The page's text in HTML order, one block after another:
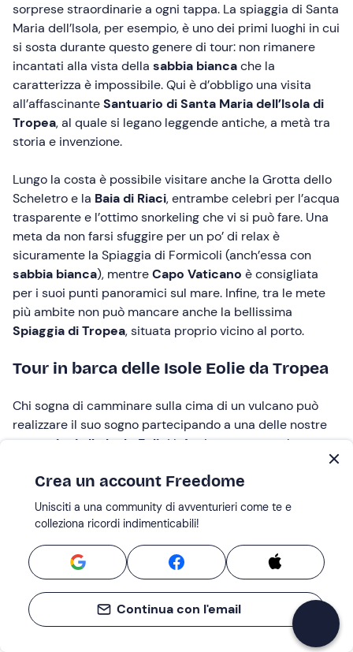
sorprese straordinarie a ogni tappa. La spiaggia di Santa
Maria dell’Isola, per esempio, è uno dei primi luoghi in cui
si sosta durante questo genere di tour: non rimanere
incantati alla vista della sabbia biancache la
caratterizza è impossibile. Qui è d’obbligo una visita
all’affascinanteSantuario di Santa Maria dell’Isola di
Tropea, al quale si legano leggende antiche, a metà tra
storia e invenzione.
Lungo la costa è possibile visitare anche la Grotta dello
Scheletro e la Baia di Riaci, entrambe celebri per l’acqua
trasparente e l’ottimo snorkeling che vi si può fare. Una
meta da non farsi sfuggire per un po’ di relax è
sicuramente la Spiaggia di Formicoli (anch’essa con
sabbia bianca), mentreCapo Vaticano è consigliata
per i suoi punti panoramici sul mare. Infine, tra le mete
più ambite non può mancare anche la bellissima
Spiaggia di Tropea, situata proprio vicino al porto.
Tour in barca delle Isole Eolie da Tropea
Chi sogna di camminare sulla cima di un vulcano può
realizzare il suo sogno partecipando a una delle nostre
escursioni alle Isole Eolie ! Infatti, queste sono la parte
emersa di un vasto complesso vulcanico che si estende
per moltissimi chilometri sott’acqua. Partendo
Tropea
si possono raggiungere Stromboli Lipari
Vulcano, Filicudi, Alicudi e Panarea. Questi tour in barca
loro natura brulla e di immergersi nelle acque limpide
che le bagnano. Con unaminicrociera di 1 giorno alle
Isole Eolieda Tropeapuoi vivere attimi magici
all’insegna dei bei paesaggi, del relax e dello snorkeling.
e quella Tropea-
Crea un account Freedome
Unisciti a una community di avventurieri come te e
colleziona ricordi indimenticabili!
Continua con l'email